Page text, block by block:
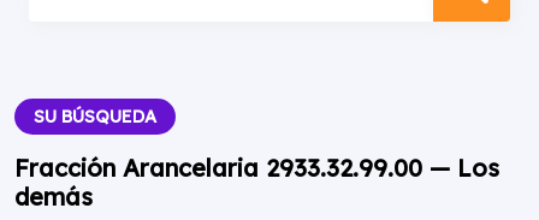
SU BÚSQUEDA
Fracción Arancelaria 2933.32.99.00 — Los
demás